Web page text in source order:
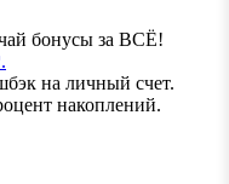
бонусы за ВСЁ!
на личный счет.
накоплений.